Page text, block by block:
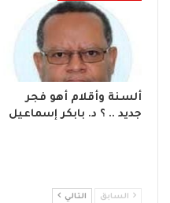
ألسنة وأقلام أهو فجر
جديد .. ؟ د. بابكر إسماعيل
السابق التالي